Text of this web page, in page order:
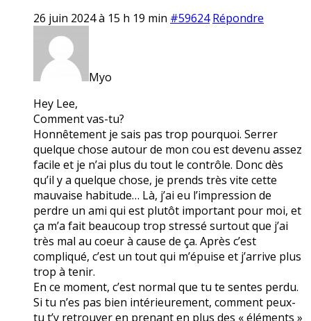
26 juin 2024 à 15 h 19 min #59624 Répondre
Myo
Hey Lee,
Comment vas-tu?
Honnêtement je sais pas trop pourquoi. Serrer
quelque chose autour de mon cou est devenu assez
facile et je n’ai plus du tout le contrôle. Donc dès
qu’il y a quelque chose, je prends très vite cette
mauvaise habitude… Là, j’ai eu l’impression de
perdre un ami qui est plutôt important pour moi, et
ça m’a fait beaucoup trop stressé surtout que j’ai
très mal au coeur à cause de ça. Après c’est
compliqué, c’est un tout qui m’épuise et j’arrive plus
trop à tenir.
En ce moment, c’est normal que tu te sentes perdu.
Si tu n’es pas bien intérieurement, comment peux-
tu t’y retrouver en prenant en plus des « éléments »